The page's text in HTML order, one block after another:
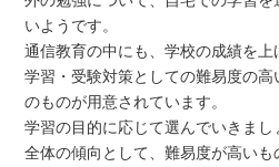
いようです。
通信教育の中にも、学校の成績を上
学習・受験対策としての難易度の
のものが用意されています。
学習の目的に応じて選んでいきまし
全体の傾向として、難易度が高い